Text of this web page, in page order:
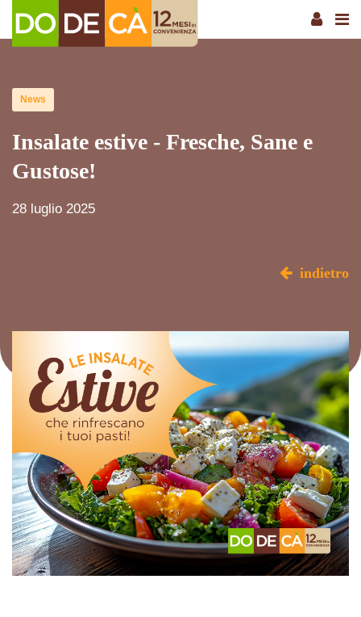
News
Insalate estive - Fresche, Sane e
Gustose!
28 luglio 2025
indietro